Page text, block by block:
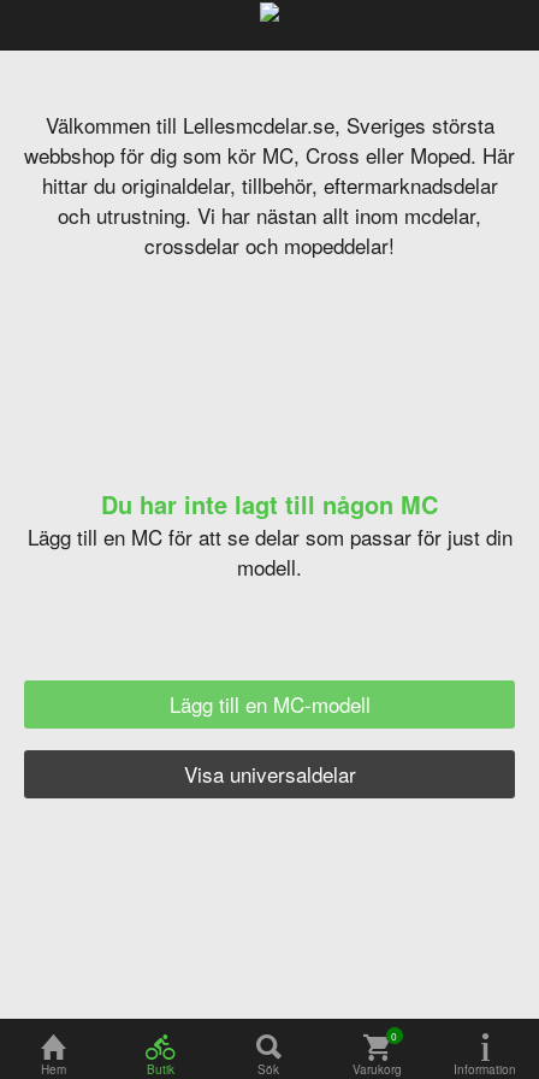
Välkommen till Lellesmcdelar.se, Sveriges största
webbshop för dig som kör MC, Cross eller Moped. Här
hittar du originaldelar, tillbehör, eftermarknadsdelar
och utrustning. Vi har nästan allt inom mcdelar,
crossdelar och mopeddelar!
Du har inte lagt till någon MC
Lägg till en MC för att se delar som passar för just din
modell.
Lägg till en MC-modell
Visa universaldelar
Hem Butik Sök Varukorg Information